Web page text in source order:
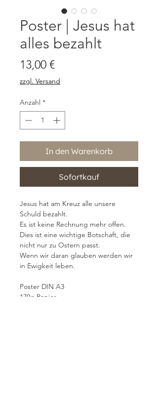
Poster | Jesus hat
alles bezahlt
13,00 €Preis
zzgl. Versand
Anzahl *
In den Warenkorb
Sofortkauf
Jesus hat am Kreuz alle unsere
Schuld bezahlt.
Es ist keine Rechnung mehr offen.
Dies ist eine wichtige Botschaft, die
nicht nur zu Ostern passt.
Wenn wir daran glauben werden wir
in Ewigkeit leben.
Poster DIN A3
170g Papier